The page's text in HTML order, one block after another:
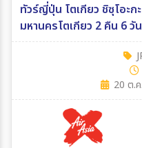
ทัวร์ญี่ปุ่น โตเกียว ชิซุโอะก
มหานครโตเกียว 2 คืน 6 วั
เอ็กซ์ 6วัน 3คืน (XJ)
20 ต.